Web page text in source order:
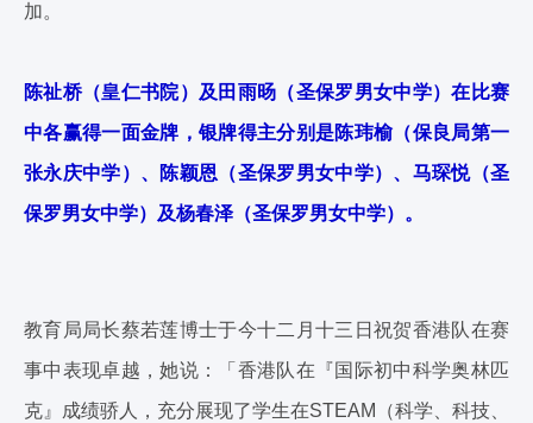
加。
陈祉桥（皇仁书院）及田雨旸（圣保罗男女中学）在比赛
中各赢得一面金牌，银牌得主分别是陈玮榆（保良局第一
张永庆中学）、陈颖恩（圣保罗男女中学）、马琛悦（圣
保罗男女中学）及杨春泽（圣保罗男女中学）。
教育局局长蔡若莲博士于今十二月十三日祝贺香港队在赛
事中表现卓越，她说：「香港队在『国际初中科学奥林匹
克』成绩骄人，充分展现了学生在STEAM（科学、科技、